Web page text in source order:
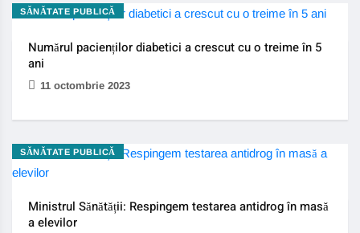
SĂNĂTATE PUBLICĂ
Numărul pacienților diabetici a crescut cu o treime în 5
ani
11 octombrie 2023
SĂNĂTATE PUBLICĂ
Ministrul Sănătății: Respingem testarea antidrog în masă
a elevilor